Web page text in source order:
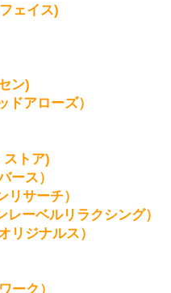
ェイス)
ン)
ドアローズ）
ストア)
ース）
サーチ）
ーベルリラクシング）
ジナルス）
ーク）